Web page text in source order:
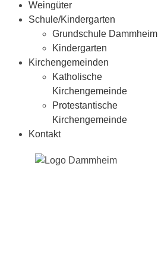
Weingüter
Schule/Kindergarten
Grundschule Dammheim
Kindergarten
Kirchengemeinden
Katholische
Kirchengemeinde
Protestantische
Kirchengemeinde
Kontakt